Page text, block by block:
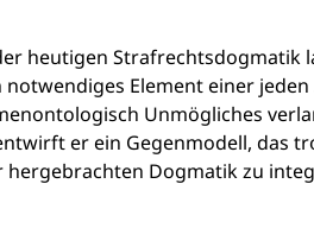
heutigen Strafrechtsdogmatik
Element einer
Unmögliches
er ein Gegenmodell, das
hergebrachten Dogmatik zu